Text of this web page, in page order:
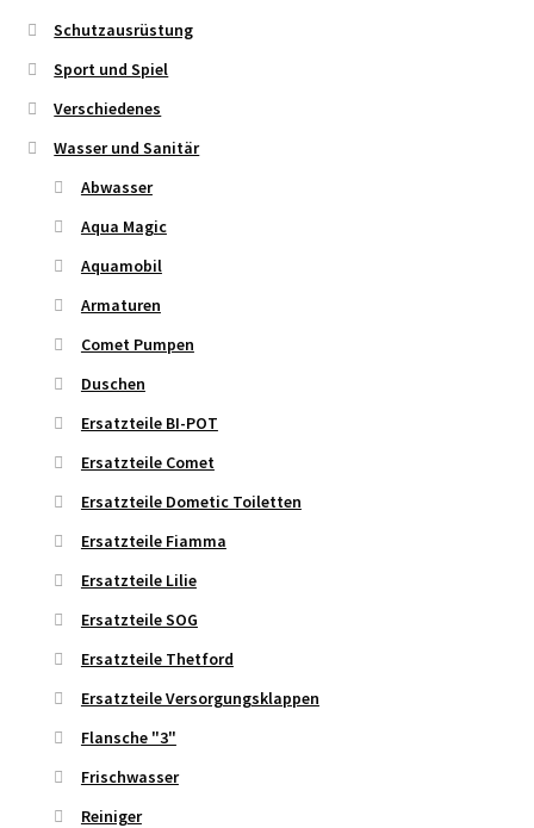
Schutzausrüstung
Sport und Spiel
Verschiedenes
Wasser und Sanitär
Abwasser
Aqua Magic
Aquamobil
Armaturen
Comet Pumpen
Duschen
Ersatzteile BI-POT
Ersatzteile Comet
Ersatzteile Dometic Toiletten
Ersatzteile Fiamma
Ersatzteile Lilie
Ersatzteile SOG
Ersatzteile Thetford
Ersatzteile Versorgungsklappen
Flansche "3"
Frischwasser
Reiniger